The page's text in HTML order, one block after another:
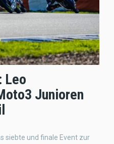
Leo
Junioren
siebte und finale Event zur